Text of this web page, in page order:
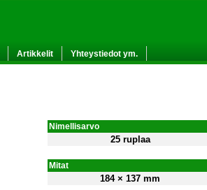
Artikkelit Yhteystiedot ym.
Nimellisarvo
25 ruplaa
Mitat
184 × 137 mm